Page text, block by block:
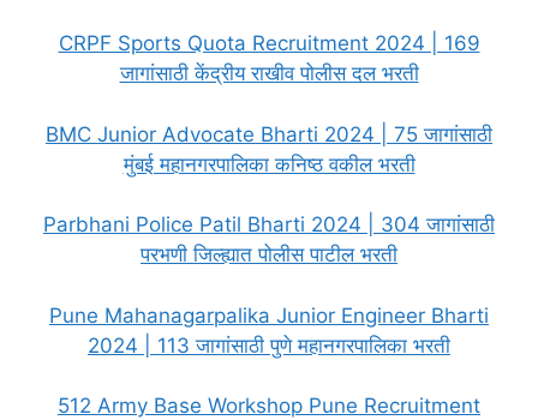
CRPF Sports Quota Recruitment 2024 | 169
जागांसाठी केंद्रीय राखीव पोलीस दल भरती
BMC Junior Advocate Bharti 2024 | 75 जागांसाठी
मुंबई महानगरपालिका कनिष्ठ वकील भरती
Parbhani Police Patil Bharti 2024 | 304 जागांसाठी
परभणी जिल्ह्यात पोलीस पाटील भरती
Pune Mahanagarpalika Junior Engineer Bharti
2024 | 113 जागांसाठी पुणे महानगरपालिका भरती
512 Army Base Workshop Pune Recruitment